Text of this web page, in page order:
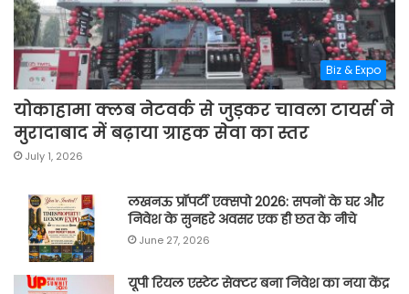
Biz & Expo
योकाहामा क्लब नेटवर्क से जुड़कर चावला टायर्स ने
मुरादाबाद में बढ़ाया ग्राहक सेवा का स्तर
July 1, 2026
लखनऊ प्रॉपर्टी एक्सपो 2026: सपनों के घर और
निवेश के सुनहरे अवसर एक ही छत के नीचे
June 27, 2026
यूपी रियल एस्टेट सेक्टर बना निवेश का नया केंद्र